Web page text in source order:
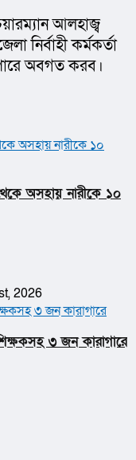
আলহাজ্ব
নির্বাহী কর্মকর্তা
অবগত করব।
অসহায় নারীকে ১০
2026
৩ জন কারাগারে